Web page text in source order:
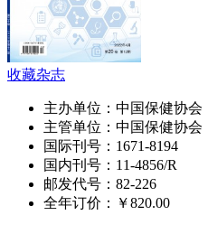
收藏杂志
主办单位： 中国保健协会
主管单位： 中国保健协会
国际刊号： 1671-8194
国内刊号： 11-4856/R
邮发代号： 82-226
全年订价：
￥820.00